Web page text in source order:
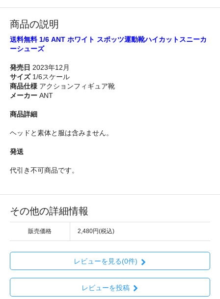
商品の説明
送料無料 1/6 ANT ホワイト スポッツ運動靴ハイカットスニーカ
ーシューズ
発売日 2023年12月
サイズ1/6スケール
商品仕様 アクションフィギュア靴
メーカー ANT
商品詳細
ヘッドと素体と服は含みません。
発送
代引き不可商品です。
その他の詳細情報
販売価格 2,480円(税込)
レビューを見る(0件)
レビューを投稿